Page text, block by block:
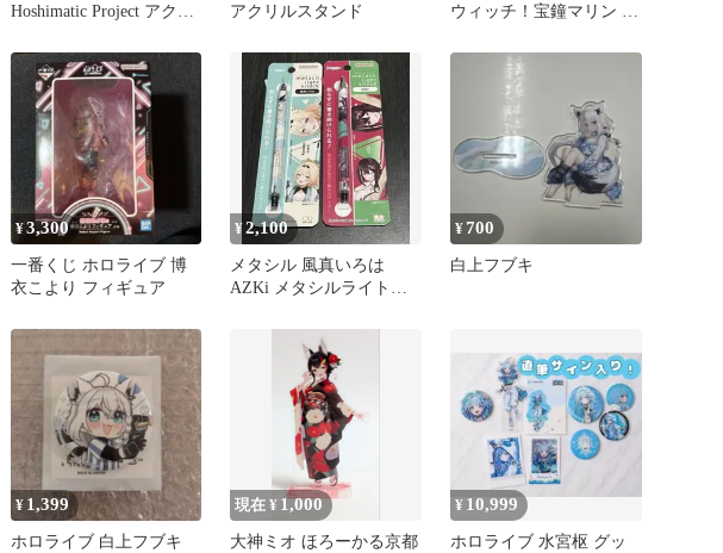
Hoshimatic Project アクリ
アクリルスタンド
ウィッチ！宝鐘マリン ア
¥3,300
一番くじ ホロライブ 博
衣こより フィギュア
¥2,100
メタシル 風真いろは
AZKi メタシルライトノ
¥700
白上フブキ
¥ 1,399
ホロライブ 白上フブキ
現在 ¥ 1,000
大神ミオ ほろーかる京都
¥ 10,999
ホロライブ 水宮枢 グッ